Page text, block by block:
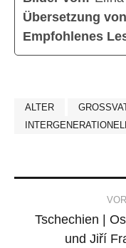
Übersetzung
Empfohlenes
ALTER
Tschechien |
und Jiří